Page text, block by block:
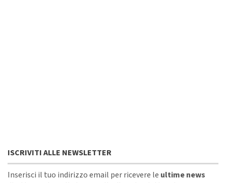
ISCRIVITI ALLE NEWSLETTER
Inserisci il tuo indirizzo email per ricevere le ultime news